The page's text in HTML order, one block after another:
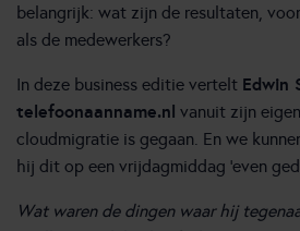
belangrijk: wat zijn de resultaten,
als de medewerkers?
In deze business editie vertelt Edwin
telefoonaanname.nl vanuit zijn
cloudmigratie is gegaan. En we
hij dit op een vrijdagmiddag ‘even
Wat waren de dingen waar hij